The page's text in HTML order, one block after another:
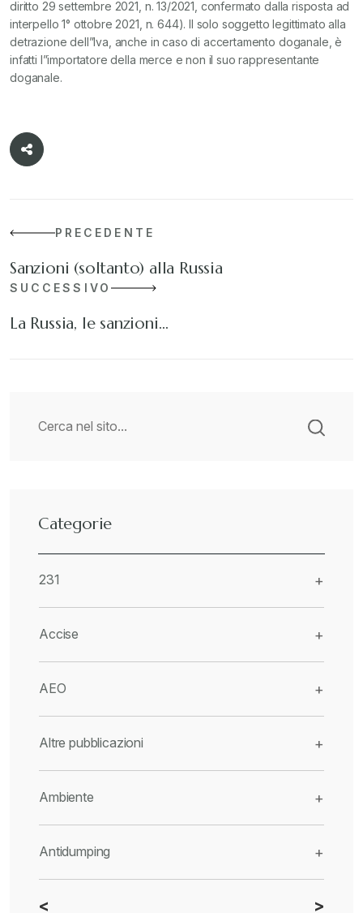
diritto 29 settembre 2021, n. 13/2021, confermato dalla risposta ad
interpello 1° ottobre 2021, n. 644). Il solo soggetto legittimato alla
detrazione dell”Iva, anche in caso di accertamento doganale, è
infatti l”importatore della merce e non il suo rappresentante
doganale.
PRECEDENTE
Sanzioni (soltanto) alla Russia
SUCCESSIVO
La Russia, le sanzioni…
Categorie
231 +
Accise +
AEO +
Altre pubblicazioni +
Ambiente +
Antidumping +
CBAM +
< >